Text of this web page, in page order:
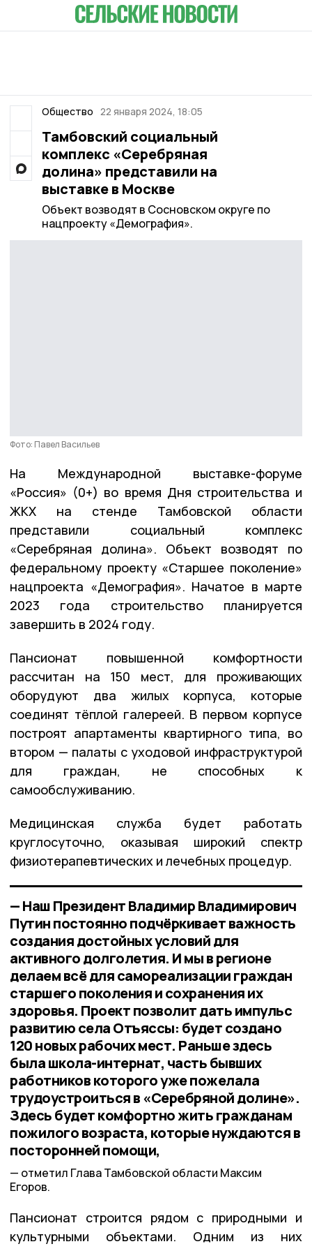
Общество 22 января 2024, 18:05
Тамбовский социальный
комплекс «Серебряная
долина» представили на
выставке в Москве
Объект возводят в Сосновском округе по
нацпроекту «Демография».
Фото: Павел Васильев
На Международной выставке-форуме
«Россия» (0+) во время Дня строительства и
ЖКХ на стенде Тамбовской области
представили социальный комплекс
«Серебряная долина». Объект возводят по
федеральному проекту «Старшее поколение»
нацпроекта «Демография». Начатое в марте
2023 года строительство планируется
завершить в 2024 году.
Пансионат повышенной комфортности
рассчитан на 150 мест, для проживающих
оборудуют два жилых корпуса, которые
соединят тёплой галереей. В первом корпусе
построят апартаменты квартирного типа, во
втором — палаты с уходовой инфраструктурой
для граждан, не способных к
самообслуживанию.
Медицинская служба будет работать
круглосуточно, оказывая широкий спектр
физиотерапевтических и лечебных процедур.
— Наш Президент Владимир Владимирович
Путин постоянно подчёркивает важность
создания достойных условий для
активного долголетия. И мы в регионе
делаем всё для самореализации граждан
старшего поколения и сохранения их
здоровья. Проект позволит дать импульс
развитию села Отъяссы: будет создано
120 новых рабочих мест. Раньше здесь
была школа-интернат, часть бывших
работников которого уже пожелала
трудоустроиться в «Серебряной долине».
Здесь будет комфортно жить гражданам
пожилого возраста, которые нуждаются в
посторонней помощи,
отметил Глава Тамбовской области Максим
Егоров.
Пансионат строится рядом с природными и
культурными объектами. Одним из них